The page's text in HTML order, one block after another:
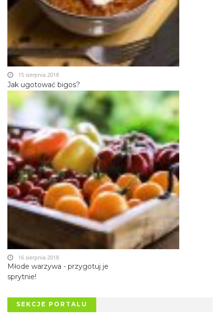
Jak ugotować bigos?
15 sierpnia 2018
Młode warzywa - przygotuj je
sprytnie!
16 sierpnia 2018
SEKCJE PORTALU